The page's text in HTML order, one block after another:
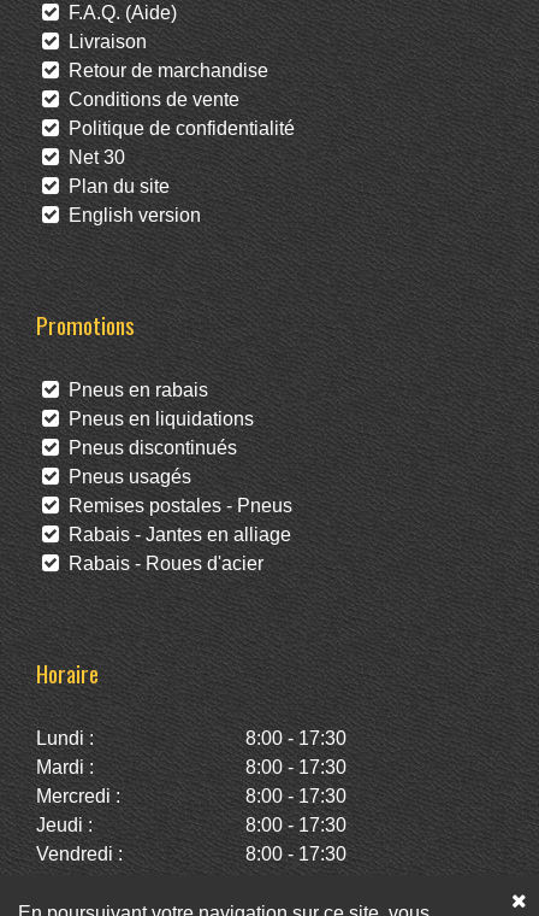
F.A.Q. (Aide)
Livraison
Retour de marchandise
Conditions de vente
Politique de confidentialité
Net 30
Plan du site
English version
Promotions
Pneus en rabais
Pneus en liquidations
Pneus discontinués
Pneus usagés
Remises postales - Pneus
Rabais - Jantes en alliage
Rabais - Roues d'acier
Horaire
Lundi :
8:00 - 17:30
Mardi :
8:00 - 17:30
Mercredi :
8:00 - 17:30
Jeudi :
8:00 - 17:30
Vendredi :
8:00 - 17:30
Dimanche :
Fermé